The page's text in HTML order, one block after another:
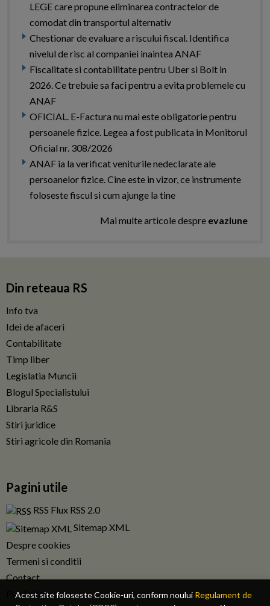
Acest site foloseste Cookie-uri, conform noului Regulament de
LEGE care propune eliminarea contractelor de
comodat din transportul alternativ
Chestionar de evaluare a riscului fiscal. Identifica
nivelul de risc al companiei inaintea ANAF
Fiscalitate si contabilitate pentru Uber si Bolt in
2026. Ce trebuie sa faci pentru a evita problemele cu
ANAF
OFICIAL. E-Factura nu mai este obligatorie pentru
persoanele fizice. Legea a fost publicata in Monitorul
Oficial nr. 308/2026
ANAF ia la verificat veniturile nedeclarate ale
persoanelor fizice. Cine este in vizor, ce instrumente
foloseste fiscul si cum ajunge la tine
Mai multe articole despre evaziune
Din reteaua RS
Info tva
Idei de afaceri
Contabilitate
Timp liber
Legislatia Muncii
Blogul Specialistului
Libraria R&S
Stiri juridice
Stiri agricole din Romania
Pagini utile
RSS Flux RSS 2.0
Sitemap XML
Despre cookies
Termeni si conditii
Contact
Publicitate